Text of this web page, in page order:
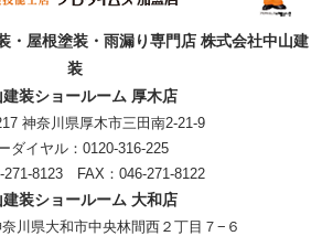
・屋根塗装・雨漏り専門店 株式会社中山建
装
建装ショールーム 厚木店
神奈川県厚木市三田南2-21-9
ダイヤル： 0120-316-225
271-8123 FAX：046-271-8122
建装ショールーム 大和店
川県大和市中央林間西２丁目７−６